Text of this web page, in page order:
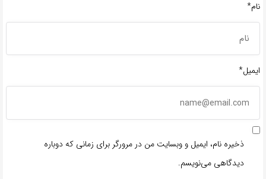
نام*
ایمیل*
ذخیره نام، ایمیل و وبسایت من در مرورگر برای زمانی که دوباره
دیدگاهی می‌نویسم.